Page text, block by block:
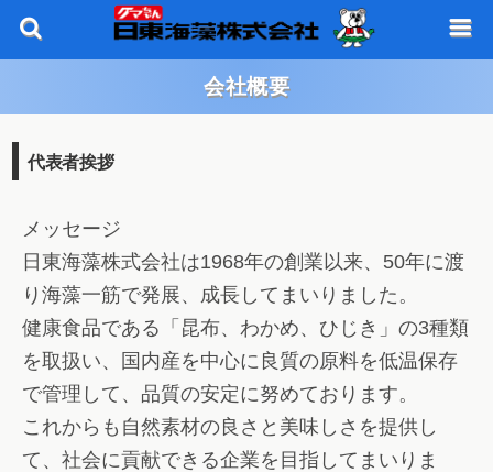
会社概要
代表者挨拶
メッセージ
日東海藻株式会社は1968年の創業以来、50年に渡
り海藻一筋で発展、成長してまいりました。
健康食品である「昆布、わかめ、ひじき」の3種類
を取扱い、国内産を中心に良質の原料を低温保存
で管理して、品質の安定に努めております。
これからも自然素材の良さと美味しさを提供し
て、社会に貢献できる企業を目指してまいりま